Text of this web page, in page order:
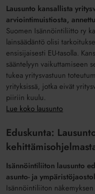
Lausunto kansallista
arviointimuistiosta,
Suomen Isännöintiliitto ry
lainsäädäntö olisi
ensisijaisesti EU-tasolla.
sääntelyyn vaikuttamiseen
tukea yritysvastuun
yrityksissä, jotka eivät
piiriin kuulu.
Lue koko lausunto
Eduskunta:
Isännöintiliiton lausunto
asunto- ja
Isännöintiliiton